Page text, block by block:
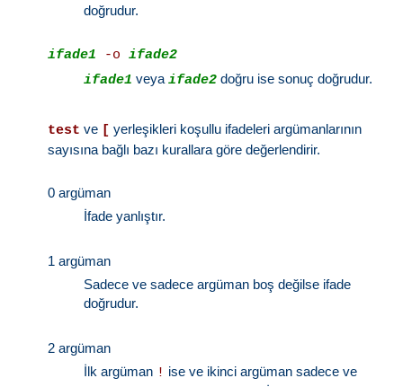
doğrudur.
ifade1 -oifade2
ifade1 veyaifade2 doğru ise sonuç doğrudur.
test ve [ yerleşikleri koşullu ifadeleri argümanlarının
sayısına bağlı bazı kurallara göre değerlendirir.
0 argüman
İfade yanlıştır.
1 argüman
Sadece ve sadece argüman boş değilse ifade
doğrudur.
2 argüman
İlk argüman ! ise ve ikinci argüman sadece ve